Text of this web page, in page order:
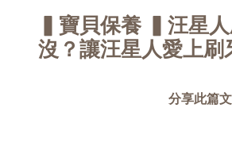
▍寶貝保養 ▍汪星人
沒？讓汪星人愛上刷
分享此篇文